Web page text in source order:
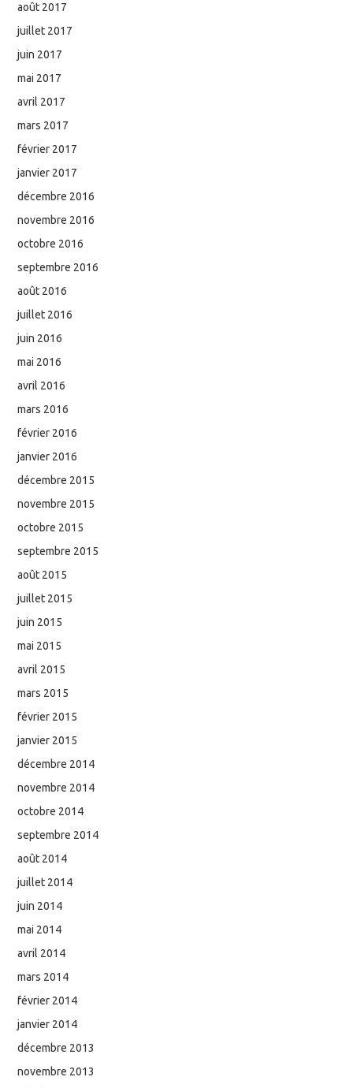
août 2017
juillet 2017
juin 2017
mai 2017
avril 2017
mars 2017
février 2017
janvier 2017
décembre 2016
novembre 2016
octobre 2016
septembre 2016
août 2016
juillet 2016
juin 2016
mai 2016
avril 2016
mars 2016
février 2016
janvier 2016
décembre 2015
novembre 2015
octobre 2015
septembre 2015
août 2015
juillet 2015
juin 2015
mai 2015
avril 2015
mars 2015
février 2015
janvier 2015
décembre 2014
novembre 2014
octobre 2014
septembre 2014
août 2014
juillet 2014
juin 2014
mai 2014
avril 2014
mars 2014
février 2014
janvier 2014
décembre 2013
novembre 2013